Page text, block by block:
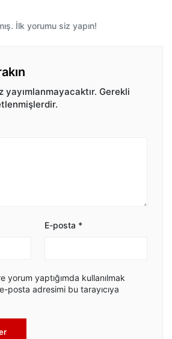
İlk yorumu siz yapın!
yayımlanmayacaktır. Gerekli
E-posta *
yorum yaptığımda kullanılmak
posta adresimi bu tarayıcıya